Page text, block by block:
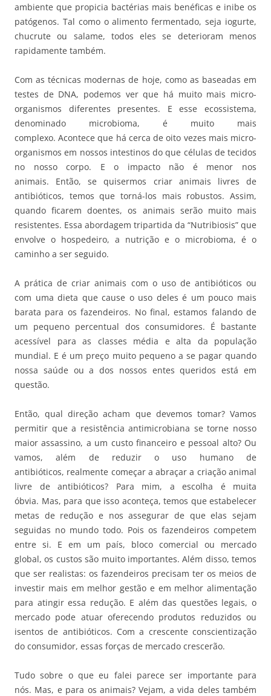
ambiente que propicia bactérias mais benéficas e inibe os
patógenos. Tal como o alimento fermentado, seja iogurte,
chucrute ou salame, todos eles se deterioram menos
rapidamente também.
Com as técnicas modernas de hoje, como as baseadas em
testes de DNA, podemos ver que há muito mais micro-
organismos diferentes presentes. E esse ecossistema,
denominado microbioma, é muito mais
complexo. Acontece que há cerca de oito vezes mais micro-
organismos em nossos intestinos do que células de tecidos
no nosso corpo. E o impacto não é menor nos
animais. Então, se quisermos criar animais livres de
antibióticos, temos que torná-los mais robustos. Assim,
quando ficarem doentes, os animais serão muito mais
resistentes. Essa abordagem tripartida da “Nutribiosis” que
envolve o hospedeiro, a nutrição e o microbioma, é o
caminho a ser seguido.
A prática de criar animais com o uso de antibióticos ou
com uma dieta que cause o uso deles é um pouco mais
barata para os fazendeiros. No final, estamos falando de
um pequeno percentual dos consumidores. É bastante
acessível para as classes média e alta da população
mundial. E é um preço muito pequeno a se pagar quando
nossa saúde ou a dos nossos entes queridos está em
questão.
Então, qual direção acham que devemos tomar? Vamos
permitir que a resistência antimicrobiana se torne nosso
maior assassino, a um custo financeiro e pessoal alto? Ou
vamos, além de reduzir o uso humano de
antibióticos, realmente começar a abraçar a criação animal
livre de antibióticos? Para mim, a escolha é muita
óbvia. Mas, para que isso aconteça, temos que estabelecer
metas de redução e nos assegurar de que elas sejam
seguidas no mundo todo. Pois os fazendeiros competem
entre si. E em um país, bloco comercial ou mercado
global, os custos são muito importantes. Além disso, temos
que ser realistas: os fazendeiros precisam ter os meios de
investir mais em melhor gestão e em melhor alimentação
para atingir essa redução. E além das questões legais, o
mercado pode atuar oferecendo produtos reduzidos ou
isentos de antibióticos. Com a crescente conscientização
do consumidor, essas forças de mercado crescerão.
Tudo sobre o que eu falei parece ser importante para
nós. Mas, e para os animais? Vejam, a vida deles também